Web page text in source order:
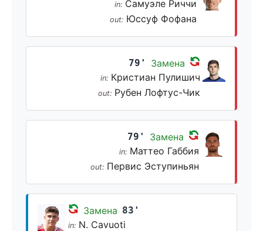
in: Самуэле Риччи
out: Юссуф Фофана
79' Замена
in: Кристиан Пулишич
out: Рубен Лофтус-Чик
79' Замена
in: Маттео Габбия
out: Первис Эступиньян
Замена 83'
in: N. Cavuoti